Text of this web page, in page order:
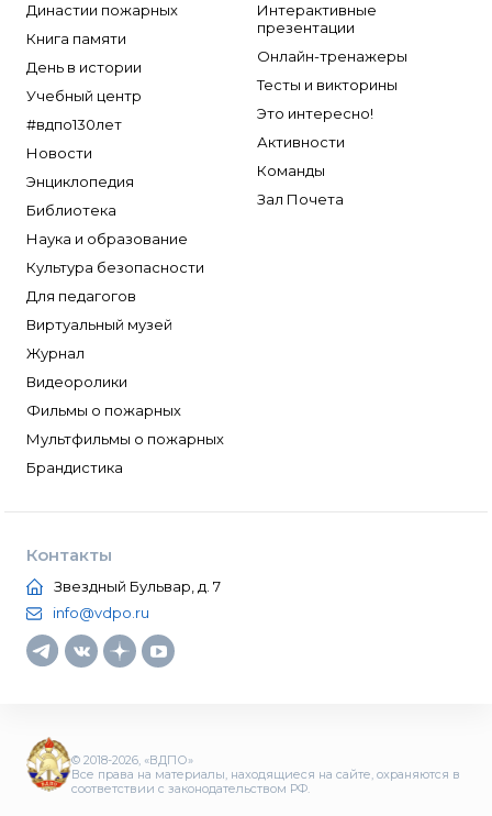
Династии пожарных
Книга памяти
День в истории
Учебный центр
#вдпо130лет
Новости
Энциклопедия
Библиотека
Наука и образование
Культура безопасности
Для педагогов
Виртуальный музей
Журнал
Видеоролики
Фильмы о пожарных
Мультфильмы о пожарных
Брандистика
Интерактивные
презентации
Онлайн-тренажеры
Тесты и викторины
Это интересно!
Активности
Команды
Зал Почета
Контакты
Звездный Бульвар, д. 7
info@vdpo.ru
© 2018-2026, «ВДПО»
Все права на материалы, находящиеся на сайте, охраняются в
соответствии с законодательством РФ.